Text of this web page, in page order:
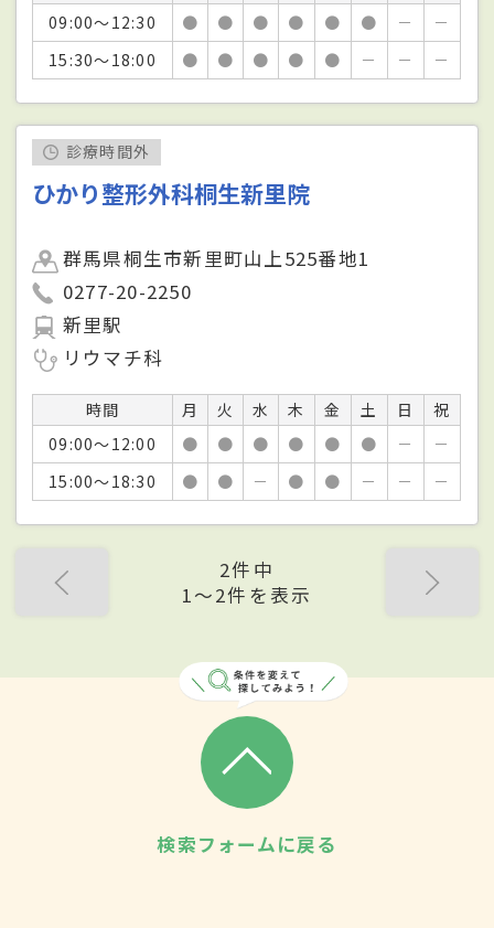
09:00～12:30
● ● ● ● ● ● －
－
15:30～18:00
● ● ● ● ● － － －
診療時間外
ひかり整形外科桐生新里院
群馬県桐生市新里町山上525番地1
0277-20-2250
新里駅
リウマチ科
時間 月 火 水 木 金 土 日
祝
09:00～12:00
● ● ● ● ● ● －
－
15:00～18:30
● ● － ● ● － － －
2件中
1〜2件を表示
検索フォームに戻る